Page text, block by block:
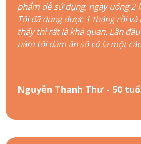
phẩm dễ sử dụng, ngày uống 2
Tôi đã dùng được 1 tháng rồi
thấy thì rất là khả quan. Lần
năm tôi dám ăn sô cô la một
Nguyễn Thanh Thư - 50